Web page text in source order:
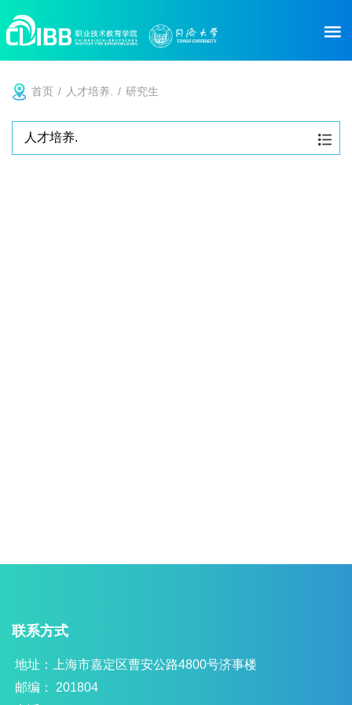
人才培养.
首页 / 人才培养. / 研究生
人才培养.
联系方式
地址：上海市嘉定区曹安公路4800号济事楼
邮编： 201804